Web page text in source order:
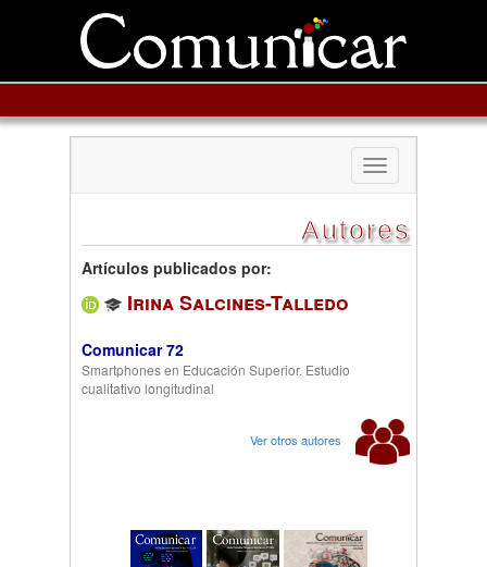
Toggle
navigation
Autores
Artículos publicados por:
Irina Salcines-Talledo
Comunicar 72
Smartphones en Educación Superior. Estudio
cualitativo longitudinal
Ver otros autores